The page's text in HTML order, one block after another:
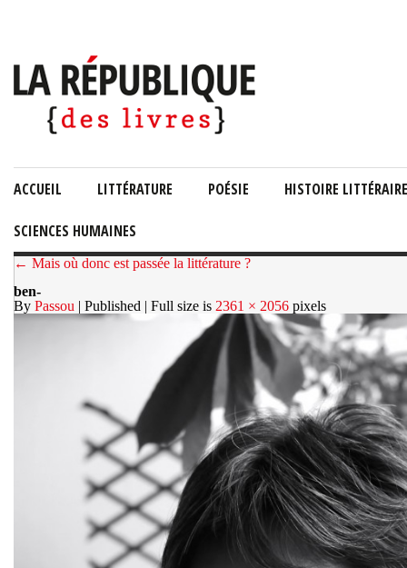
ACCUEIL LITTÉRATURE POÉSIE HISTOIRE LITTÉRAIRE
SCIENCES HUMAINES
← Mais où donc est passée la littérature ?
ben-
By Passou | Published | Full size is 2361 × 2056 pixels